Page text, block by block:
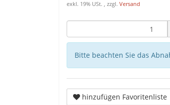
exkl. 19% USt. , zzgl. Versand
Bitte beachten Sie das
hinzufügen Favoritenliste